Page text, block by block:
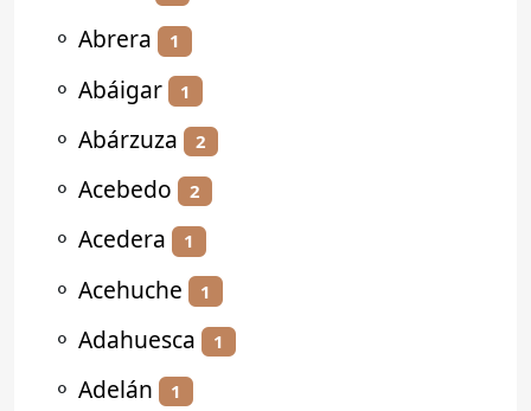
⚬ Abrera 1
⚬ Abáigar 1
⚬ Abárzuza 2
⚬ Acebedo 2
⚬ Acedera 1
⚬ Acehuche 1
⚬ Adahuesca 1
⚬ Adelán 1